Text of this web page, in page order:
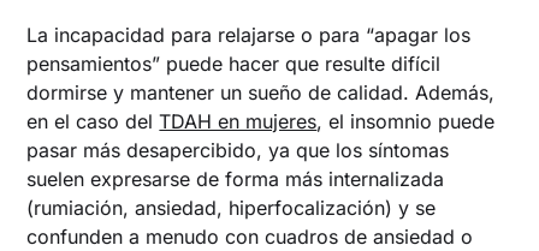
La incapacidad para relajarse o para “apagar los
pensamientos” puede hacer que resulte difícil
dormirse y mantener un sueño de calidad. Además,
en el caso delTDAH en mujeres, el insomnio puede
pasar más desapercibido, ya que los síntomas
suelen expresarse de forma más internalizada
(rumiación, ansiedad, hiperfocalización) y se
confunden a menudo con cuadros de ansiedad o